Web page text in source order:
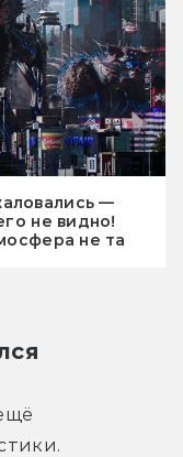
—
не видно!
не та